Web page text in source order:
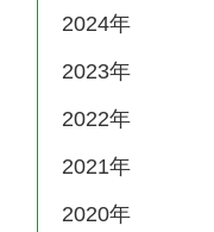
2024
2023
2022
2021
2020